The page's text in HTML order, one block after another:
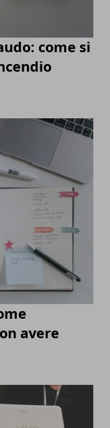
come si
avere